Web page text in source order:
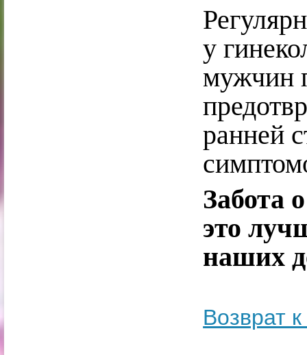
у
мужчин
ранней
Забота
это
наших
Возврат к